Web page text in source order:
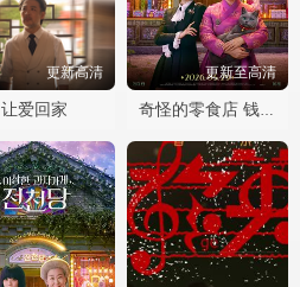
更新高清
让爱回家
更新至高清
奇怪的零食店 钱天堂